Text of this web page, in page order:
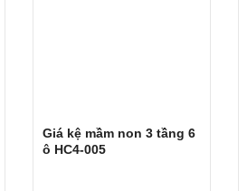
Giá kệ mầm non 3 tầng 6
ô HC4-005